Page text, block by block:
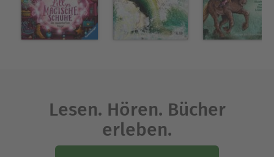
Lesen. Hören. Bücher
erleben.